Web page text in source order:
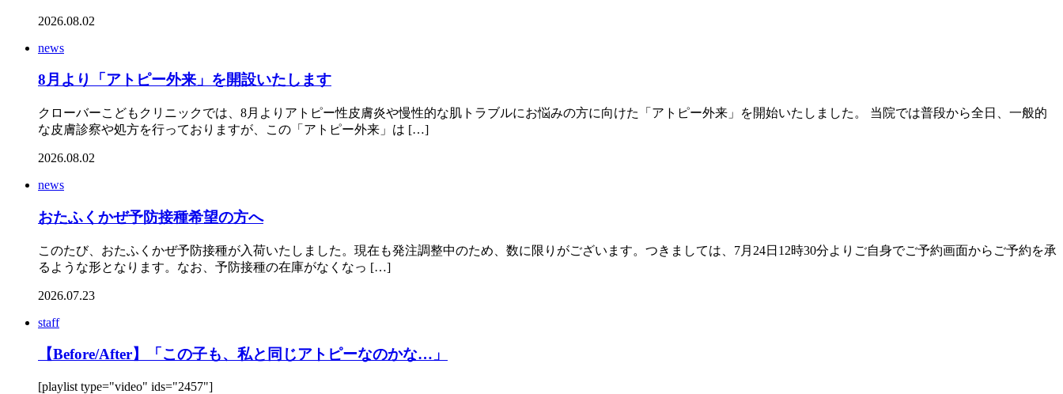
2026.08.02
news
8月より「アトピー外来」を開設いたします
クローバーこどもクリニックでは、8月よりアトピー性皮膚炎や慢性的な肌トラブルにお悩みの方に向けた「アトピー外来」を開始いたしました。 当院では普段から全日、一般的
な皮膚診察や処方を行っておりますが、この「アトピー外来」は […]
2026.08.02
news
おたふくかぜ予防接種希望の方へ
このたび、おたふくかぜ予防接種が入荷いたしました。現在も発注調整中のため、数に限りがございます。つきましては、7月24日12時30分よりご自身でご予約画面からご予約を承
るような形となります。なお、予防接種の在庫がなくなっ […]
2026.07.23
staff
【Before/After】「この子も、私と同じアトピーなのかな…」
[playlist type="video" ids="2457"]